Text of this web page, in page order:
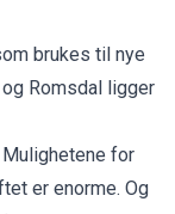
brukes til nye
Romsdal ligger
for
er enorme. Og